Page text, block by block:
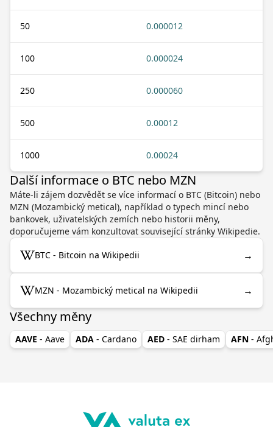
50 0.000012
100 0.000024
250 0.000060
500 0.00012
1000 0.00024
Další informace o BTC nebo MZN
Máte-li zájem dozvědět se více informací o BTC (Bitcoin) nebo
MZN (Mozambický metical), například o typech mincí nebo
bankovek, uživatelských zemích nebo historii měny,
doporučujeme vám konzultovat související stránky Wikipedie.
BTC - Bitcoin na Wikipedii →
MZN - Mozambický metical na Wikipedii →
Všechny měny
AAVE - Aave ADA - Cardano AED - SAE dirham AFN -